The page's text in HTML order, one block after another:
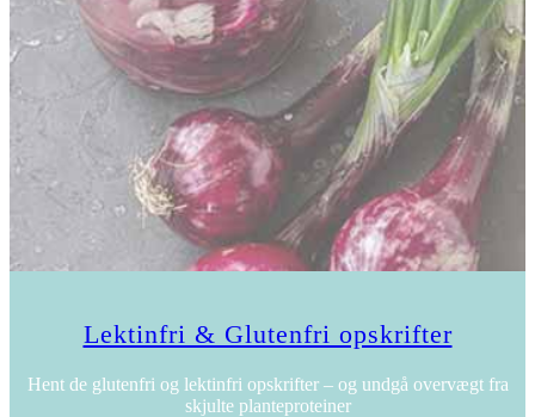
Lektinfri & Glutenfri opskrifter
Hent de glutenfri og lektinfri opskrifter – og undgå overvægt fra
skjulte planteproteiner